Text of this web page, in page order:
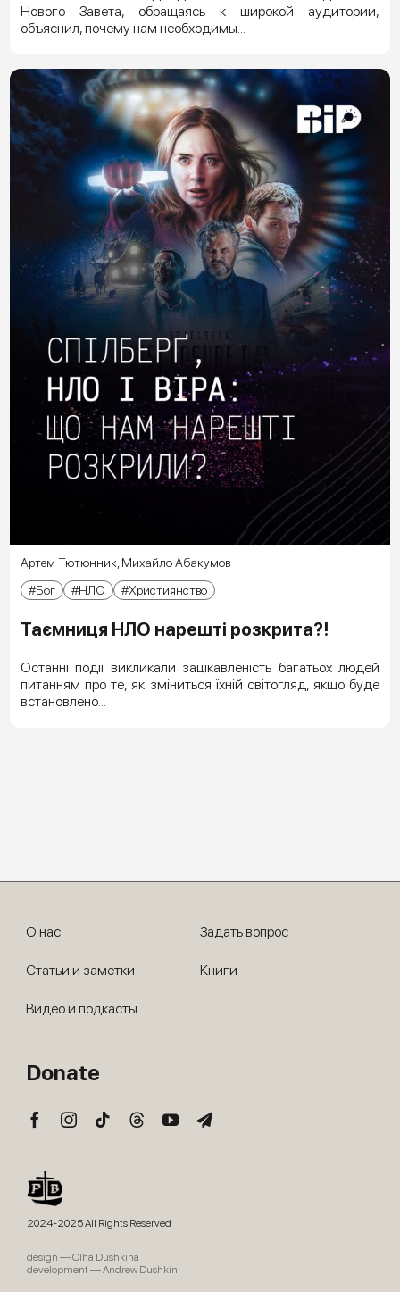
Нового Завета, обращаясь к широкой аудитории,
объяснил, почему нам необходимы...
Артем Тютюнник Михайло Абакумов
Бог
НЛО Християнство
Таємниця НЛО нарешті розкрита?!
Останні події викликали зацікавленість багатьох людей
питанням про те, як зміниться їхній світогляд, якщо буде
встановлено...
2024-2025 All Rights Reserved
design — Olha Dushkina
development — Andrew Dushkin
О нас
Статьи и заметки
Видео и подкасты
Задать вопрос
Книги
Donate